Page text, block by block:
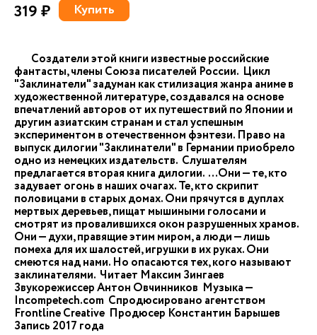
319 ₽ Купить
Создатели этой книги известные российские
фантасты, члены Союза писателей России. Цикл
"Заклинатели" задуман как стилизация жанра аниме в
художественной литературе, создавался на основе
впечатлений авторов от их путешествий по Японии и
другим азиатским странам и стал успешным
экспериментом в отечественном фэнтези. Право на
выпуск дилогии "Заклинатели" в Германии приобрело
одно из немецких издательств. Слушателям
предлагается вторая книга дилогии. …Они — те, кто
задувает огонь в наших очагах. Те, кто скрипит
половицами в старых домах. Они прячутся в дуплах
мертвых деревьев, пищат мышиными голосами и
смотрят из провалившихся окон разрушенных храмов.
Они — духи, правящие этим миром, а люди — лишь
помеха для их шалостей, игрушки в их руках. Они
смеются над нами. Но опасаются тех, кого называют
заклинателями. Читает Максим Зингаев
Звукорежиссер Антон Овчинников Музыка —
Incompetech.com Спродюсировано агентством
Frontline Creative Продюсер Константин Барышев
Запись 2017 года